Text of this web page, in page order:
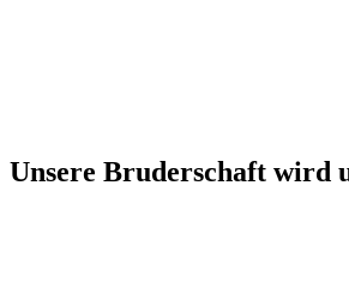
Unsere Bruderschaft wird